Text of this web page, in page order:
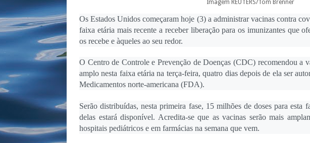
Imagem REUTERS/Tom Brenner
Os Estados Unidos começaram hoje (3) a administrar vacinas contra
faixa etária mais recente a receber liberação para os imunizantes que
os recebe e àqueles ao seu redor.
O Centro de Controle e Prevenção de Doenças (CDC) recomendou a
amplo nesta faixa etária na terça-feira, quatro dias depois de ela ser
Medicamentos norte-americana (FDA).
Serão distribuídas, nesta primeira fase, 15 milhões de doses para esta
delas estará disponível. Acredita-se que as vacinas serão mais
hospitais pediátricos e em farmácias na semana que vem.